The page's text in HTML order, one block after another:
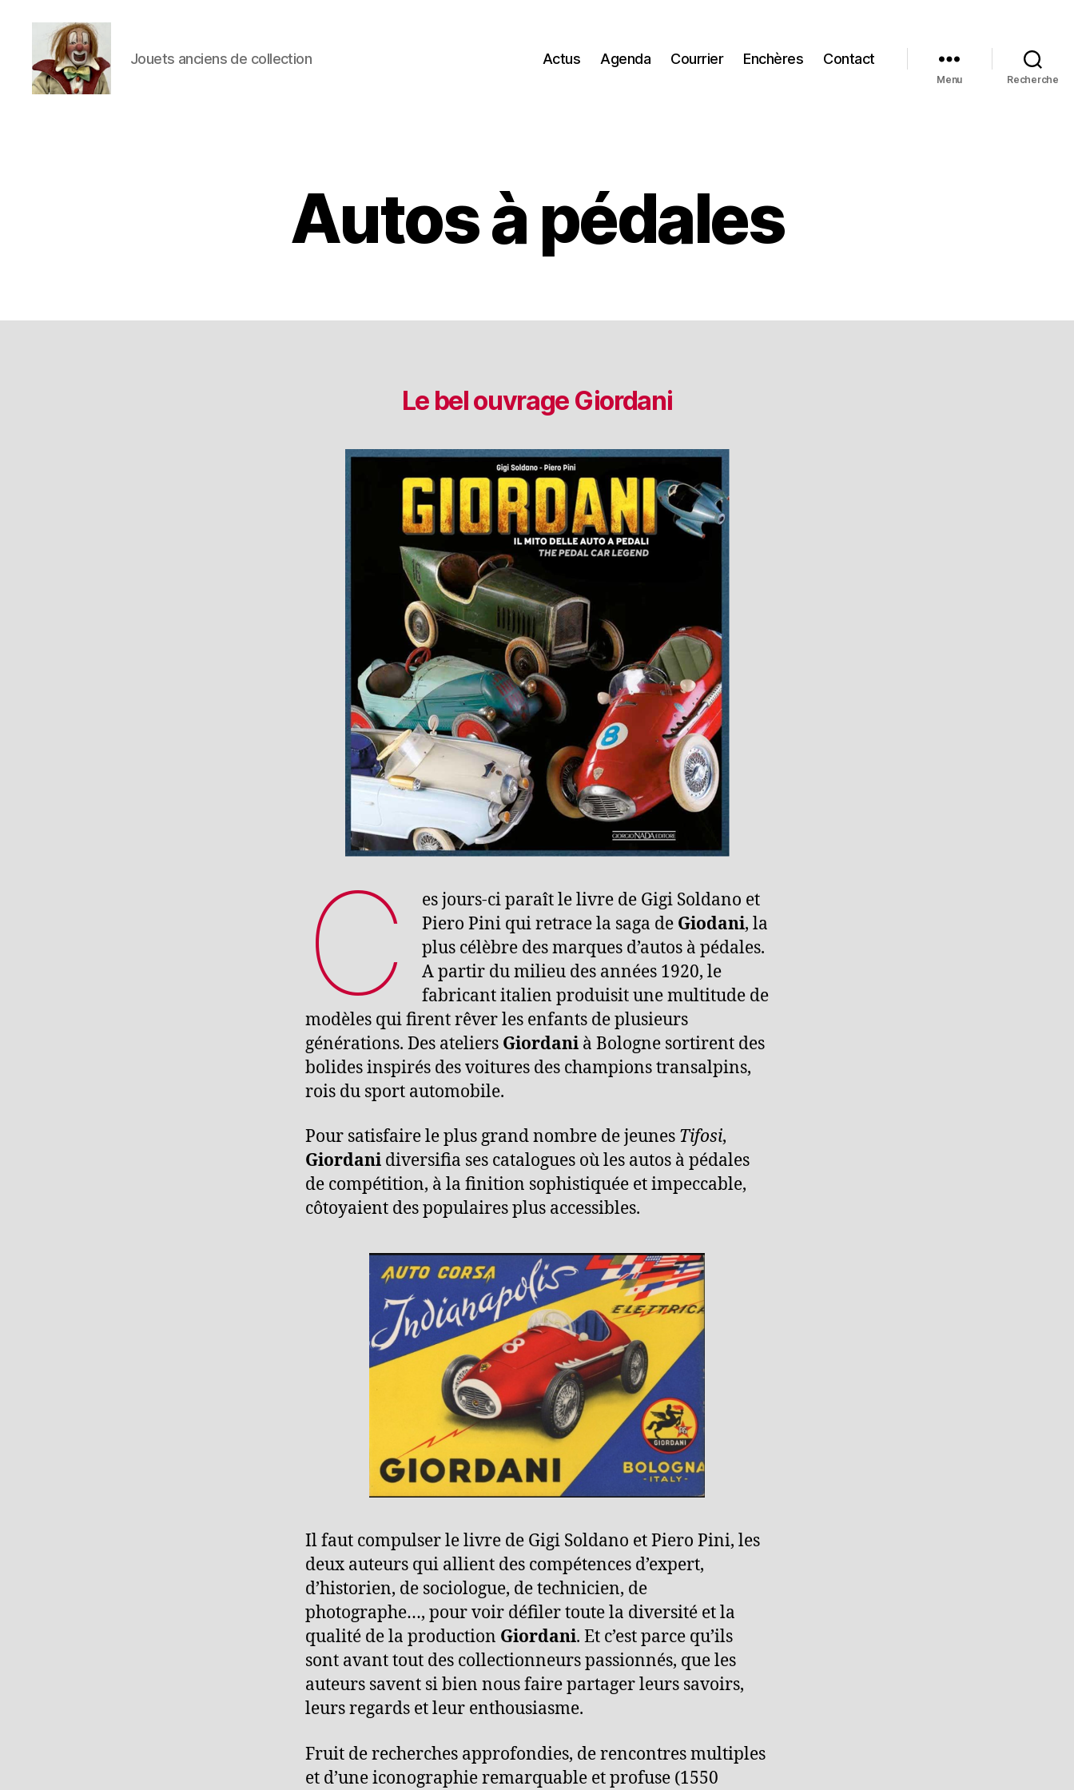
Jouets anciens de collection Actus Agenda Courrier Enchères Contact
Menu Recherche
Autos à pédales
Le bel ouvrage Giordani
C
es jours-ci paraît le livre de Gigi Soldano et
Piero Pini qui retrace la saga de Giodani, la
plus célèbre des marques d’autos à pédales.
A partir du milieu des années 1920, le
fabricant italien produisit une multitude de
modèles qui firent rêver les enfants de plusieurs
générations. Des ateliers Giordani à Bologne sortirent des
bolides inspirés des voitures des champions transalpins,
rois du sport automobile.
Pour satisfaire le plus grand nombre de jeunes Tifosi,
Giordani diversifia ses catalogues où les autos à pédales
de compétition, à la finition sophistiquée et impeccable,
côtoyaient des populaires plus accessibles.
Il faut compulser le livre de Gigi Soldano et Piero Pini, les
deux auteurs qui allient des compétences d’expert,
d’historien, de sociologue, de technicien, de
photographe…, pour voir défiler toute la diversité et la
qualité de la production Giordani. Et c’est parce qu’ils
sont avant tout des collectionneurs passionnés, que les
auteurs savent si bien nous faire partager leurs savoirs,
leurs regards et leur enthousiasme.
Fruit de recherches approfondies, de rencontres multiples
et d’une iconographie remarquable et profuse (1550